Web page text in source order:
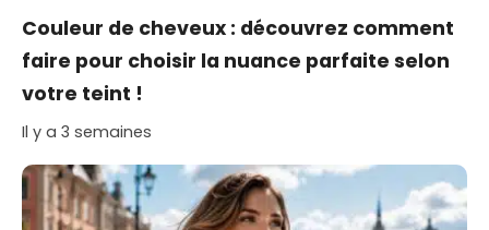
Couleur de cheveux : découvrez comment
faire pour choisir la nuance parfaite selon
votre teint !
Il y a 3 semaines